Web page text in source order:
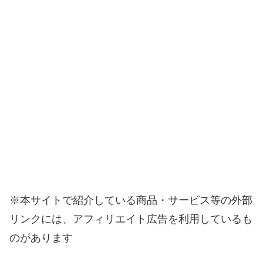
※本サイトで紹介している商品・サービス等の外部
リンクには、アフィリエイト広告を利用しているも
のがあります